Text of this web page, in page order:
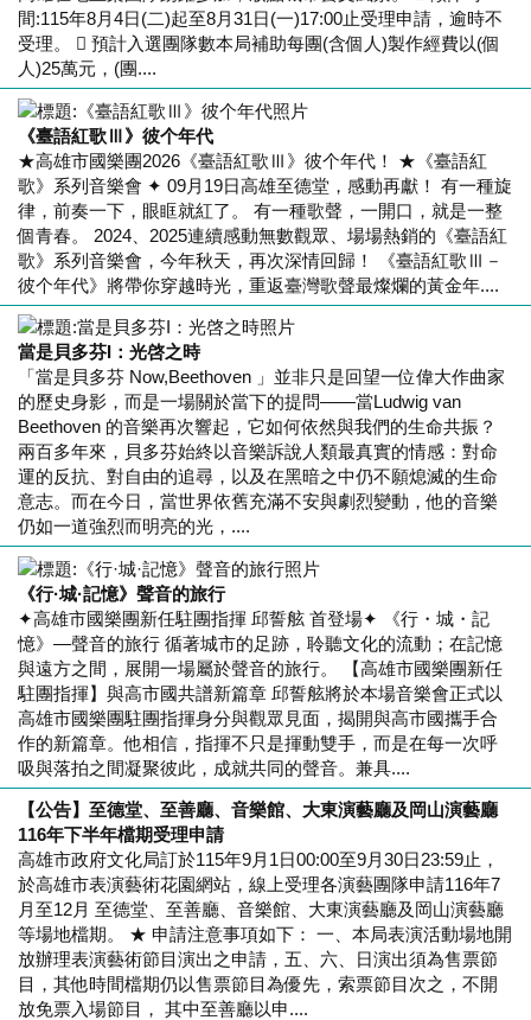
間:115年8月4日(二)起至8月31日(一)17:00止受理申請，逾時不
受理。  預計入選團隊數本局補助每團(含個人)製作經費以(個
人)25萬元，(團....
《臺語紅歌Ⅲ》彼个年代
★高雄市國樂團2026《臺語紅歌Ⅲ》彼个年代！ ★《臺語紅
歌》系列音樂會 ✦ 09月19日高雄至德堂，感動再獻！ 有一種旋
律，前奏一下，眼眶就紅了。 有一種歌聲，一開口，就是一整
個青春。 2024、2025連續感動無數觀眾、場場熱銷的《臺語紅
歌》系列音樂會，今年秋天，再次深情回歸！ 《臺語紅歌Ⅲ－
彼个年代》將帶你穿越時光，重返臺灣歌聲最燦爛的黃金年....
當是貝多芬I：光啓之時
「當是貝多芬 Now,Beethoven 」並非只是回望一位偉大作曲家
的歷史身影，而是一場關於當下的提問——當Ludwig van
Beethoven 的音樂再次響起，它如何依然與我們的生命共振？
兩百多年來，貝多芬始終以音樂訴說人類最真實的情感：對命
運的反抗、對自由的追尋，以及在黑暗之中仍不願熄滅的生命
意志。而在今日，當世界依舊充滿不安與劇烈變動，他的音樂
仍如一道強烈而明亮的光，....
《行·城·記憶》聲音的旅行
✦高雄市國樂團新任駐團指揮 邱誓舷 首登場✦ 《行・城・記
憶》—聲音的旅行 循著城市的足跡，聆聽文化的流動；在記憶
與遠方之間，展開一場屬於聲音的旅行。 【高雄市國樂團新任
駐團指揮】與高市國共譜新篇章 邱誓舷將於本場音樂會正式以
高雄市國樂團駐團指揮身分與觀眾見面，揭開與高市國攜手合
作的新篇章。他相信，指揮不只是揮動雙手，而是在每一次呼
吸與落拍之間凝聚彼此，成就共同的聲音。兼具....
【公告】至德堂、至善廳、音樂館、大東演藝廳及岡山演藝廳
116年下半年檔期受理申請
高雄市政府文化局訂於115年9月1日00:00至9月30日23:59止，
於高雄市表演藝術花園網站，線上受理各演藝團隊申請116年7
月至12月 至德堂、至善廳、音樂館、大東演藝廳及岡山演藝廳
等場地檔期。 ★ 申請注意事項如下： 一、本局表演活動場地開
放辦理表演藝術節目演出之申請，五、六、日演出須為售票節
目，其他時間檔期仍以售票節目為優先，索票節目次之，不開
放免票入場節目， 其中至善廳以申....